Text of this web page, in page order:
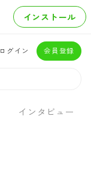
インストール
ログイン 会員登録
インタビュー